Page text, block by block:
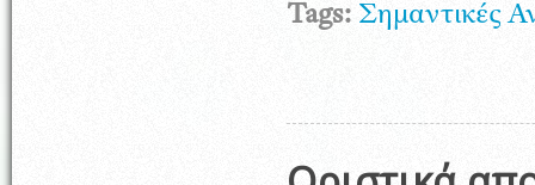
Tags: Σημαντικές